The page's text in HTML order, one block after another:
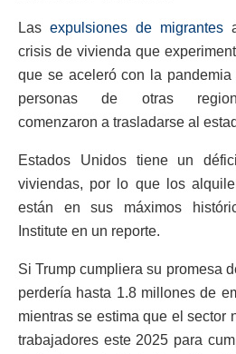
Las expulsiones de migrantes
crisis de vivienda que
que se aceleró con la
personas de otras
comenzaron a trasladarse al
Estados Unidos tiene un
viviendas, por lo que los
están en sus máximos
Institute en un reporte.
Si Trump cumpliera su promesa
perdería hasta 1.8 millones de
mientras se estima que el sector
trabajadores este 2025 para